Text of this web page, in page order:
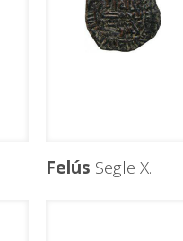
Felús Segle X.